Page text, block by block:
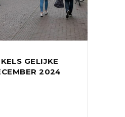
GELIJKE
2024